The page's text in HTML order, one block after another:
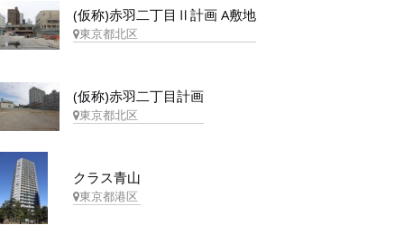
(仮称)赤羽二丁目Ⅱ計画 A敷地
東京都北区
(仮称)赤羽二丁目計画
東京都北区
クラス青山
東京都港区